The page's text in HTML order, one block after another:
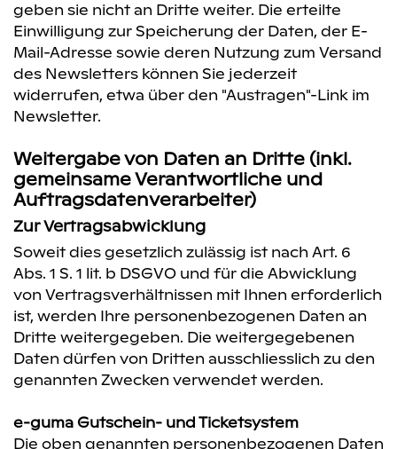
geben sie nicht an Dritte weiter. Die erteilte
Einwilligung zur Speicherung der Daten, der E-
Mail-Adresse sowie deren Nutzung zum Versand
des Newsletters können Sie jederzeit
widerrufen, etwa über den "Austragen"-Link im
Newsletter.
Weitergabe von Daten an Dritte (inkl.
gemeinsame Verantwortliche und
Auftragsdatenverarbeiter)
Zur Vertragsabwicklung
Soweit dies gesetzlich zulässig ist nach Art. 6
Abs. 1 S. 1 lit. b DSGVO und für die Abwicklung
von Vertragsverhältnissen mit Ihnen erforderlich
ist, werden Ihre personenbezogenen Daten an
Dritte weitergegeben. Die weitergegebenen
Daten dürfen von Dritten ausschliesslich zu den
genannten Zwecken verwendet werden.
e-guma Gutschein- und Ticketsystem
Die oben genannten personenbezogenen Daten